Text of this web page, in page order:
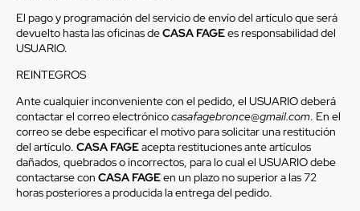
El pago y programación del servicio de envío del artículo que será
devuelto hasta las oficinas deCASA FAGEes responsabilidad del
USUARIO.
REINTEGROS
Ante cualquier inconveniente con el pedido, el USUARIO deberá
contactar el correo electrónicocasafagebronce@gmail.com. En el
correo se debe especificar el motivo para solicitar una restitución
del artículo. CASA FAGEacepta restituciones ante artículos
dañados, quebrados o incorrectos, para lo cual el USUARIO debe
contactarse con CASA FAGEen un plazo no superior a las 72
horas posteriores a producida la entrega del pedido.